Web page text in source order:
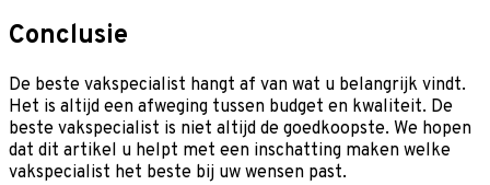
Conclusie
De beste vakspecialist hangt af van wat u belangrijk vindt.
Het is altijd een afweging tussen budget en kwaliteit. De
beste vakspecialist is niet altijd de goedkoopste. We hopen
dat dit artikel u helpt met een inschatting maken welke
vakspecialist het beste bij uw wensen past.